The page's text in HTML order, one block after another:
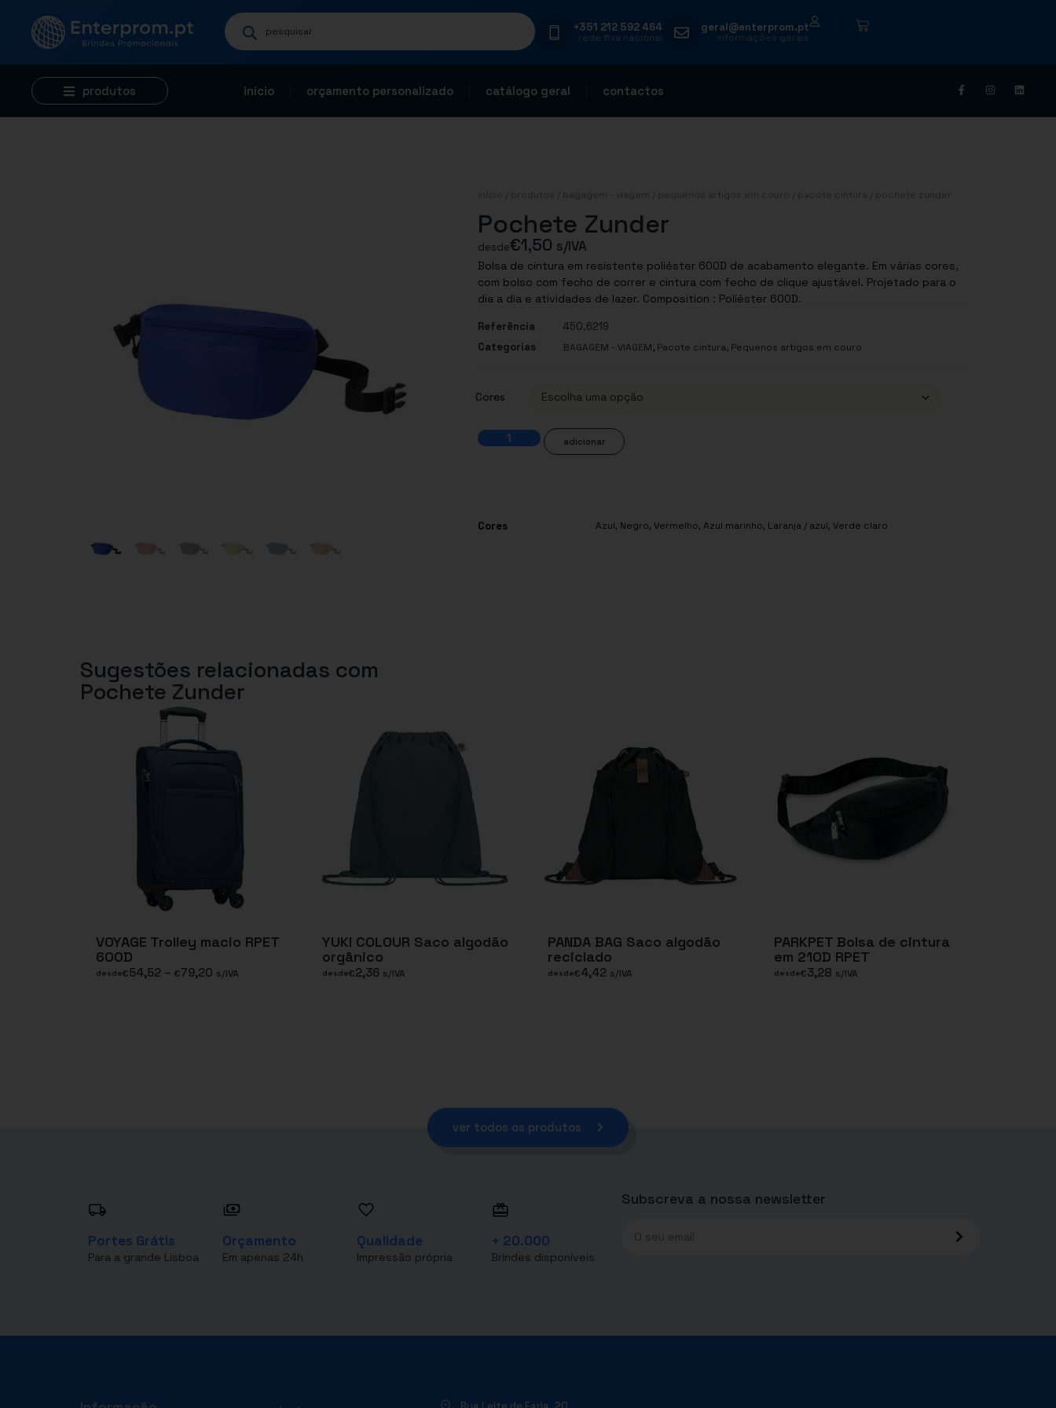
+351 212 592 464
rede fixa nacional
geral@enterprom.pt
informações gerais
produtos início orçamento personalizado catálogo geral contactos
início produtos bagagem - viagem pequenos artigos em couro pacote cintura / pochete zunder
Pochete Zunder
desde€1,50 s/IVA
Bolsa de cintura em resistente poliéster 600D de acabamento elegante. Em várias cores,
com bolso com fecho de correr e cintura com fecho de clique ajustável. Projetado para o
dia a dia e atividades de lazer. Composition : Poliéster 600D.
Referência
450.6219
Categorias
BAGAGEM - VIAGEM, Pacote cintura, Pequenos artigos em couro
Cores
adicionar
Cores Azul, Negro, Vermelho, Azul marinho, Laranja / azul, Verde claro
Sugestões relacionadas com
Pochete Zunder
VOYAGE Trolley macio RPET
600D
desde€54,52 – €79,20 s/IVA
YUKI COLOUR Saco algodão
orgânico
desde€2,36 s/IVA
PANDA BAG Saco algodão
reciclado
desde€4,42 s/IVA
PARKPET Bolsa de cintura
em 210D RPET
desde€3,28 s/IVA
ver todos os produtos
Portes Grátis
Para a grande Lisboa
Orçamento
Em apenas 24h
Qualidade
Impressão própria
+ 20.000
Brindes disponíveis
Subscreva a nossa newsletter